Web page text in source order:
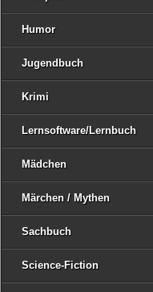
Humor
Jugendbuch
Krimi
Lernsoftware/Lernbuch
Mädchen
Märchen / Mythen
Sachbuch
Science-Fiction